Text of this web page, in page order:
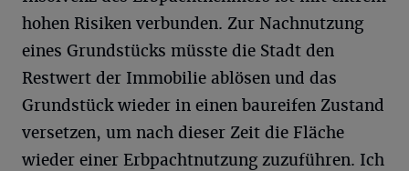
hohen Risiken verbunden. Zur Nachnutzung
eines Grundstücks müsste die Stadt den
Restwert der Immobilie ablösen und das
Grundstück wieder in einen baureifen Zustand
versetzen, um nach dieser Zeit die Fläche
wieder einer Erbpachtnutzung zuzuführen. Ich